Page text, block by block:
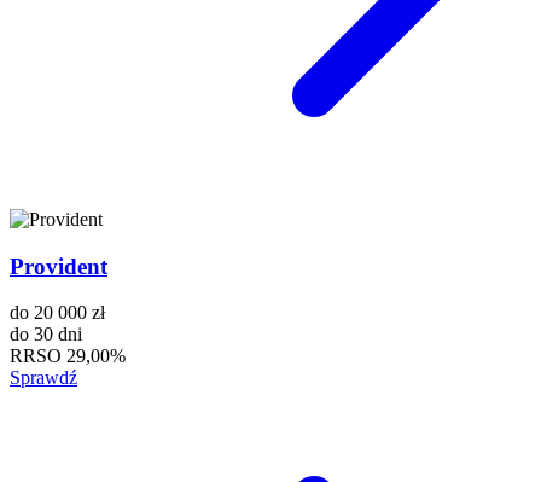
Provident
do 20 000 zł
do 30 dni
RRSO 29,00%
Sprawdź